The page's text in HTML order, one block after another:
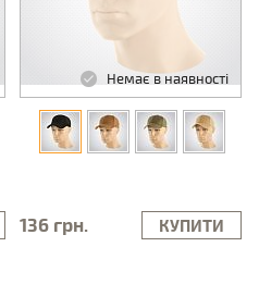
Немає в наявності
136 грн. КУПИТИ